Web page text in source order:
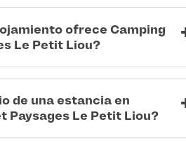
ofrece Camping
Le Petit Liou?
de una estancia en
Paysages Le Petit Liou?